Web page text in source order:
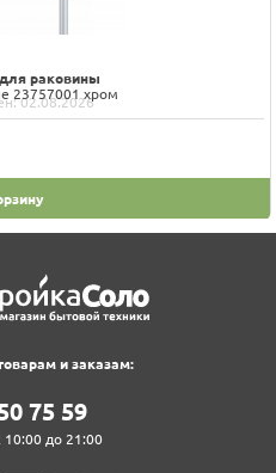
раковины
23757001 хром
02.08.2026
и заказам:
7‍5‍ 5‍9‍
10:00 до 21:00